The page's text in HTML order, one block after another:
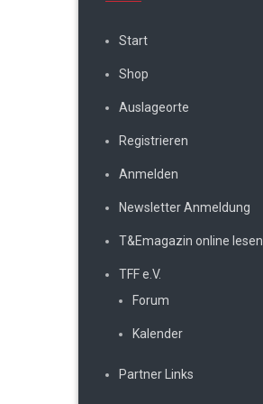
Start
Shop
Auslageorte
Registrieren
Anmelden
Newsletter Anmeldung
T&Emagazin online lesen
TFF e.V.
Forum
Kalender
Partner Links